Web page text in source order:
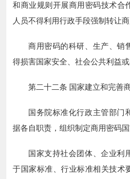
和商业规则开展商用密码技术合
人员不得利用行政手段强制转让商
商用密码的科研、生产、销
得损害国家安全、社会公共利益或
第二十二条 国家建立和完善
国务院标准化行政主管部门
据各自职责，组织制定商用密码国
国家支持社会团体、企业利
于国家标准、行业标准相关技术